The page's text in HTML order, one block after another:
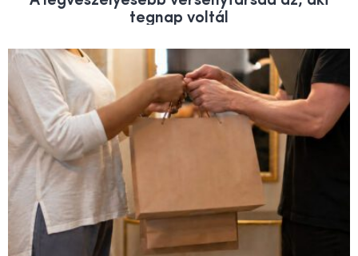
tegnap voltál